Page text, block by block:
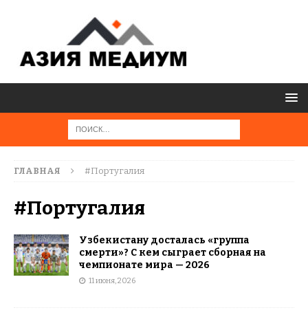
ГЛАВНАЯ #Португалия
#Португалия
Узбекистану досталась «группа
смерти»? С кем сыграет сборная на
чемпионате мира — 2026
11 июня, 2026